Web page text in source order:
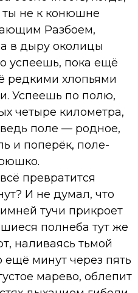
ты не к конюшне
Разбоем,
в дыру околицы
успеешь, пока ещё
редкими хлопьями
Успеешь по полю,
четыре километра,
поле — родное,
и поперёк, поле-
превратится
И не думал, что
тучи прикроет
полнеба тут же
наливаясь тьмой
ещё минут через пять
марево, облепит